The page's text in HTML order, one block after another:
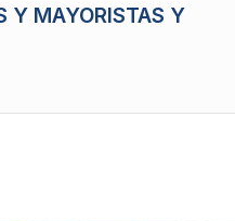
Y MAYORISTAS Y